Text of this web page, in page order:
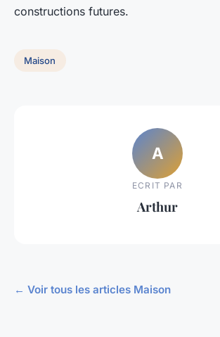
constructions futures.
Maison
A
ECRIT PAR
Arthur
← Voir tous les articles Maison